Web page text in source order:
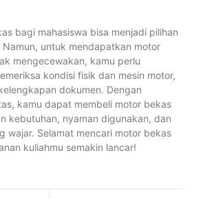
bagi mahasiswa bisa menjadi pilihan
untuk mendapatkan motor
mengecewakan, kamu perlu
kondisi fisik dan mesin motor,
dokumen. Dengan
kamu dapat membeli motor bekas
kebutuhan, nyaman digunakan, dan
wajar. Selamat mencari motor bekas
kuliahmu semakin lancar!